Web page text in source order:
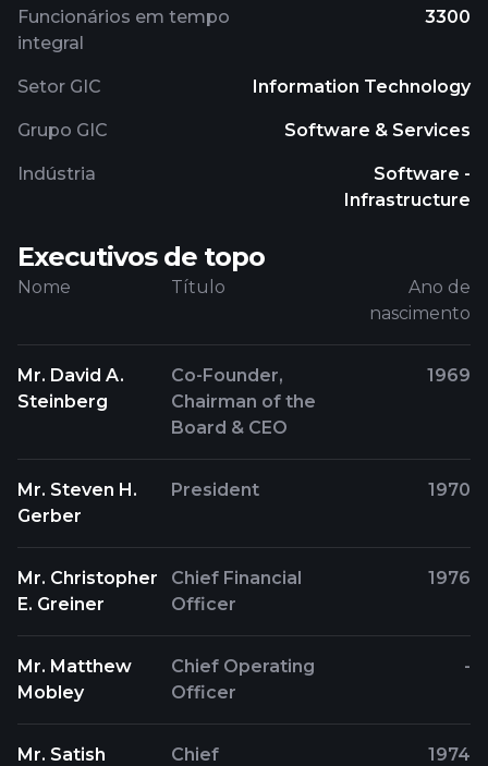
Funcionários em tempo
integral
3300
Setor GIC Information Technology
Grupo GIC Software & Services
Indústria
Software -
Infrastructure
Executivos de topo
Nome Título
Ano de
nascimento
Mr. David A.
Steinberg
Co-Founder,
Chairman of the
Board & CEO
1969
Mr. Steven H.
Gerber
President 1970
Mr. Christopher
E. Greiner
Chief Financial
Officer
1976
Mr. Matthew
Mobley
Chief Operating
Officer
-
Mr. Satish
Chief
1974